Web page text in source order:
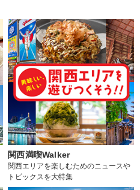
関西満喫Walker
関西エリアを楽しむためのニュースや
トピックスを大特集